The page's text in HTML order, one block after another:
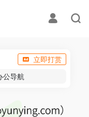
立即打赏
公导航